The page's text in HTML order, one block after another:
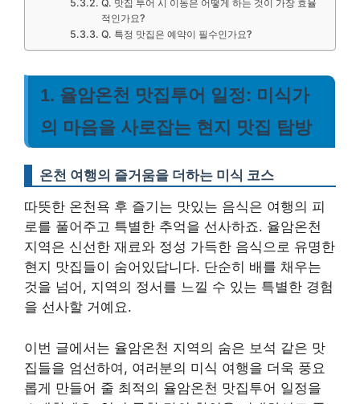
Q. 맛집 투어 시 이동은 어떻게 하는 것이 가장 효율
적인가요?
Q. 특정 맛집은 예약이 필수인가요?
1. 율암온천 맛집투어 일정: 미식가
의 마음을 사로잡는 현지 맛집 탐방
온천 여행의 즐거움을 더하는 미식 코스
따뜻한 온천욕 후 즐기는 맛있는 음식은 여행의 피
로를 풀어주고 특별한 추억을 선사하죠. 율암온천
지역은 신선한 재료와 정성 가득한 음식으로 유명한
현지 맛집들이 숨어있답니다. 단순히 배를 채우는
것을 넘어, 지역의 정서를 느낄 수 있는 특별한 경험
을 선사할 거예요.
이번 글에서는 율암온천 지역의 숨은 보석 같은 맛
집들을 엄선하여, 여러분의 미식 여행을 더욱 풍요
롭게 만들어 줄 최적의 율암온천 맛집투어 일정을